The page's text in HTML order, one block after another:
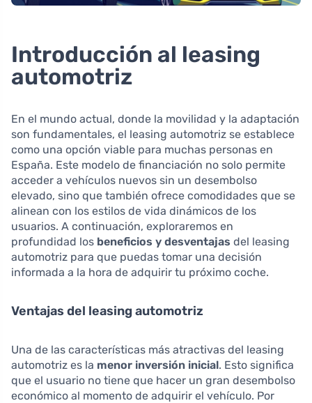
Introducción al leasing
automotriz
En el mundo actual, donde la movilidad y la adaptación
son fundamentales, el leasing automotriz se establece
como una opción viable para muchas personas en
España. Este modelo de financiación no solo permite
acceder a vehículos nuevos sin un desembolso
elevado, sino que también ofrece comodidades que se
alinean con los estilos de vida dinámicos de los
usuarios. A continuación, exploraremos en
profundidad los beneficios y desventajas del leasing
automotriz para que puedas tomar una decisión
informada a la hora de adquirir tu próximo coche.
Ventajas del leasing automotriz
Una de las características más atractivas del leasing
automotriz es la menor inversión inicial. Esto significa
que el usuario no tiene que hacer un gran desembolso
económico al momento de adquirir el vehículo. Por